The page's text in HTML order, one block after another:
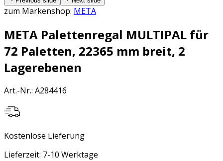
zum Markenshop: META
META Palettenregal MULTIPAL für
72 Paletten, 22365 mm breit, 2
Lagerebenen
Art.-Nr.: A284416
Kostenlose Lieferung
Lieferzeit: 7-10 Werktage